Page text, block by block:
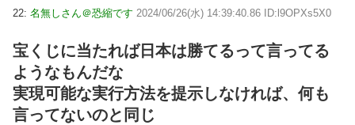
22: 名無しさん＠恐縮です 2024/06/26(水) 14:39:40.86 ID:l9OPXs5X0
宝くじに当たれば日本は勝てるって言ってる
ようなもんだな
実現可能な実行方法を提示しなければ、何も
言ってないのと同じ